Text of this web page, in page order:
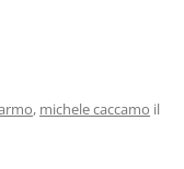
, michele caccamo il